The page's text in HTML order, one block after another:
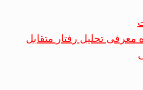
معرفی تحلیل رفتار متقابل